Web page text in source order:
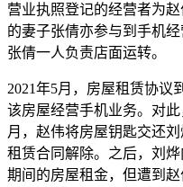
营业执照登记的经营者为
的妻子张倩亦参与到手机
张倩一人负责店面运转。
2021年5月，房屋租赁协议
该房屋经营手机业务。对
月，赵伟将房屋钥匙交还
租赁合同解除。之后，刘烨
期间的房屋租金，但遭到